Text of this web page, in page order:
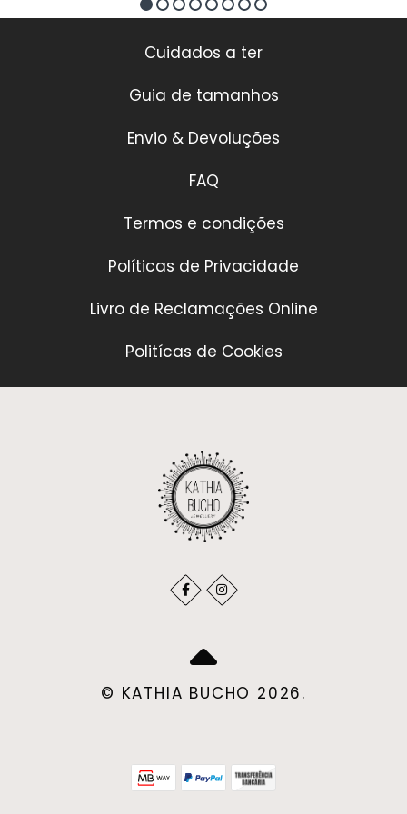
Cuidados a ter
Guia de tamanhos
Envio & Devoluções
FAQ
Termos e condições
Políticas de Privacidade
Livro de Reclamações Online
Politícas de Cookies
© KATHIA BUCHO 2026.